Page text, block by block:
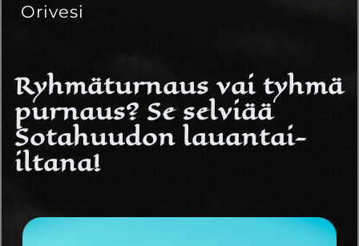
Orivesi
Ryhmäturnaus vai tyhmä
purnaus? Se selviää
Sotahuudon lauantai-
iltana!